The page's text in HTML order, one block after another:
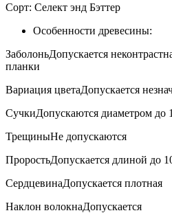
Сорт: Селект энд Бэттер
Особенности древесины:
ЗаболоньДопускается
планки
Вариация цветаДопускается
СучкиДопускаются диаметром до
ТрещиныНе допускаются
ПроростьДопускается длиной до
СердцевинаДопускается плотная
Наклон волокнаДопускается